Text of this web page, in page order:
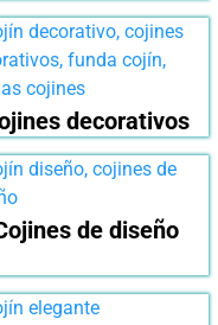
decorativos
de diseño